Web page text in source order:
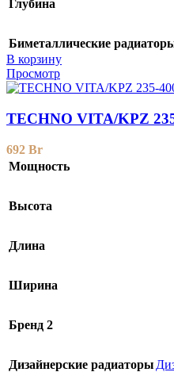
Глубина
Биметаллические
В корзину
Просмотр
TECHNO VITA/KPZ
692 Br
Мощность
Высота
Длина
Ширина
Бренд 2
Дизайнерские радиаторы